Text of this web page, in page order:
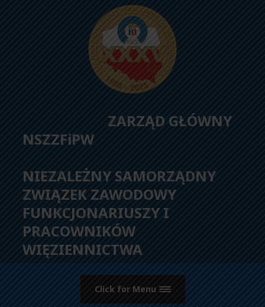
ZARZĄD GŁÓWNY
NSZZFiPW
NIEZALEŻNY SAMORZĄDNY
ZWIĄZEK ZAWODOWY
FUNKCJONARIUSZY I
PRACOWNIKÓW
WIĘZIENNICTWA
Click for Menu